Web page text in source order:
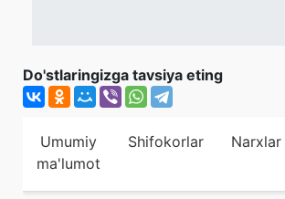
Do'stlaringizga tavsiya eting
Umumiy
ma'lumot
Shifokorlar Narxlar